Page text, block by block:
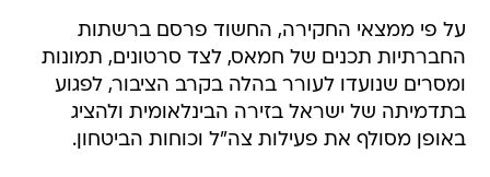
על פי ממצאי החקירה, החשוד פרסם ברשתות
החברתיות תכנים של חמאס, לצד סרטונים, תמונות
ומסרים שנועדו לעורר בהלה בקרב הציבור, לפגוע
בתדמיתה של ישראל בזירה הבינלאומית ולהציג
באופן מסולף את פעילות צה"ל וכוחות הביטחון.